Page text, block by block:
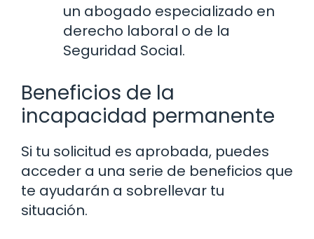
un abogado especializado en
derecho laboral o de la
Seguridad Social.
Beneficios de la
incapacidad permanente
Si tu solicitud es aprobada, puedes
acceder a una serie de beneficios que
te ayudarán a sobrellevar tu
situación.